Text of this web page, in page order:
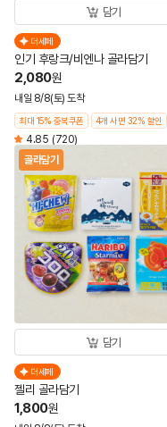
담기
더세페
인기 후랑크/비엔나 골라담기
2,080원
내일 8/8(토) 도착
최대 15% 중복쿠폰 4개 사면 32% 할인
4.85 (720)
골라담기
담기
더세페
젤리 골라담기
1,800원